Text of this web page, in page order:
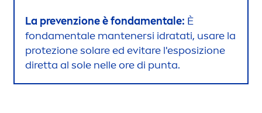
La prevenzione è fondamentale: È
fondamentale mantenersi idratati, usare la
protezione solare ed evitare l'esposizione
diretta al sole nelle ore di punta.